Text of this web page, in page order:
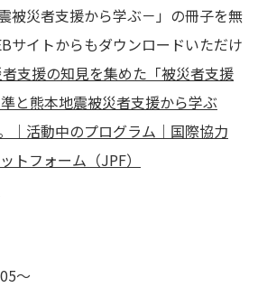
被災者支援から学ぶ－」の冊子を無
サイトからもダウンロードいただけ
支援の知見を集めた「被災者支援
と熊本地震被災者支援から学ぶ
｜活動中のプログラム｜国際協力
トフォーム（JPF）
～